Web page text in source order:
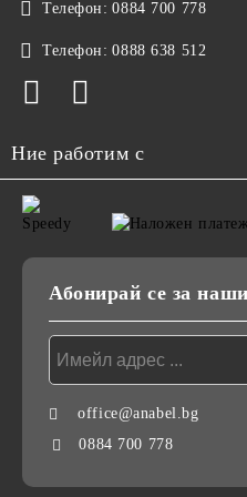
Телефон: 0884 700 778
Телефон: 0888 638 512
Ние работим с
Абонирай се за
office@anabel.bg
0884 700 778